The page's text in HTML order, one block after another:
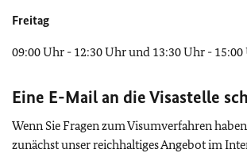
Freitag
09:00 Uhr - 12:30 Uhr und 13:30 Uhr -
Eine E-Mail an die Visastelle
Wenn Sie Fragen zum Visumverfahren
zunächst unser reichhaltiges Angebot im